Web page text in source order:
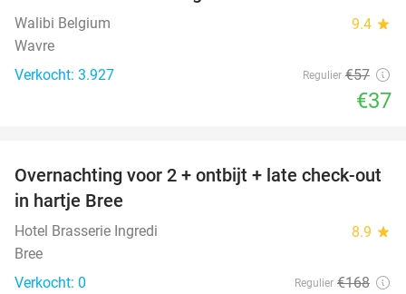
Walibi Belgium 9.4 star
Wavre
Verkocht: 3.927
Regulier €57
€37
41%
TODAY
Overnachting voor 2 + ontbijt + late check-out
in hartje Bree
Hotel Brasserie Ingredi 8.9 star
Bree
Verkocht: 0
Regulier €168